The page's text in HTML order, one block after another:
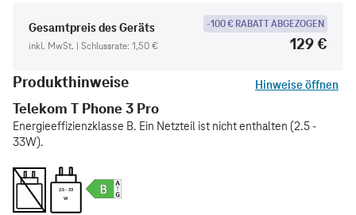
Gesamtpreis des Geräts
inkl. MwSt. | Schlussrate: 1,50 €
-100 € RABATT ABGEZOGEN
129 €
Produkthinweise
Hinweise öffnen
Telekom T Phone 3 Pro
Energieeffizienzklasse B. Ein Netzteil ist nicht enthalten (2.5 -
33W).
2.5 - 33
W